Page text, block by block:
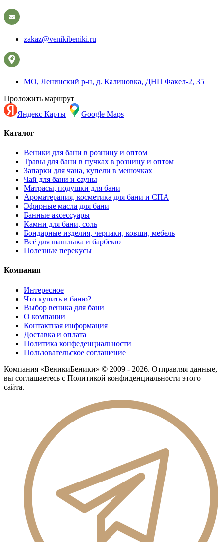
zakaz@venikibeniki.ru
МО, Ленинский р-н, д. Калиновка, ДНП Факел-2, 35
Проложить маршрут
Яндекс Карты
Google Maps
Каталог
Веники для бани в розницу и оптом
Травы для бани в пучках в розницу и оптом
Запарки для чана, купели в мешочках
Чай для бани и сауны
Матрасы, подушки для бани
Ароматерапия, косметика для бани и СПА
Эфирные масла для бани
Банные аксессуары
Камни для бани, соль
Бондарные изделия, черпаки, ковши, мебель
Всё для шашлыка и барбекю
Полезные перекусы
Компания
Интересное
Что купить в баню?
Выбор веника для бани
О компании
Контактная информация
Доставка и оплата
Политика конфеденциальности
Пользовательское соглашение
Компания «ВеникиБеники» © 2009 - 2026. Отправляя данные,
вы соглашаетесь с Политикой конфиденциальности этого
сайта.